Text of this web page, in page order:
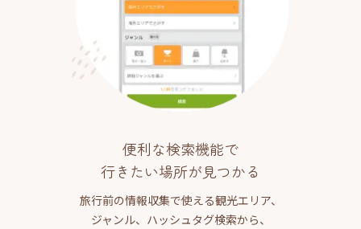
便利な検索機能で
行きたい場所が見つかる
旅行前の情報収集で使える観光エリア、
ジャンル、ハッシュタグ検索から、